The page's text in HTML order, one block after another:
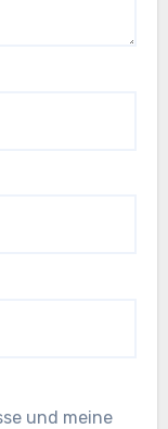
und meine